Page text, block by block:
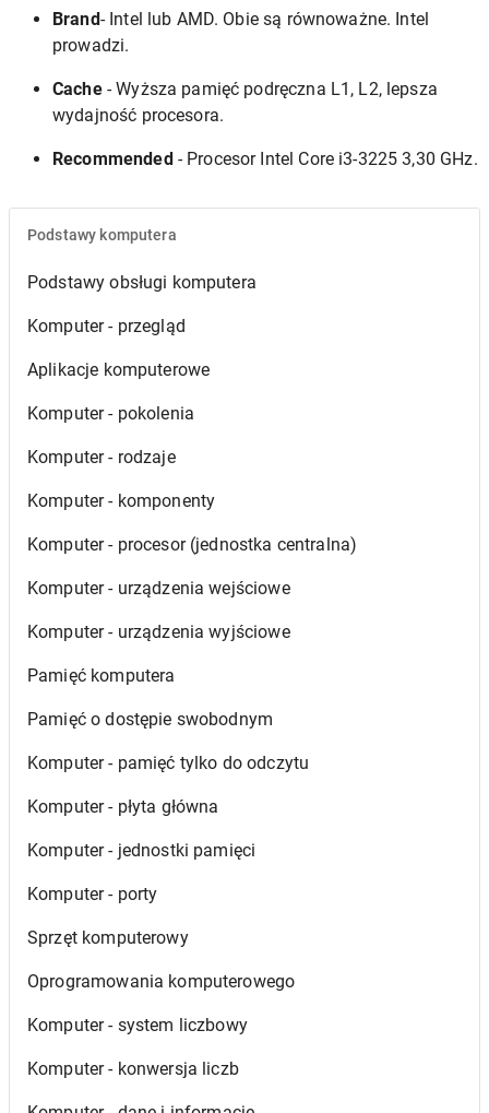
Brand- Intel lub AMD. Obie są równoważne. Intel
prowadzi.
Cache- Wyższa pamięć podręczna L1, L2, lepsza
wydajność procesora.
Recommended - Procesor Intel Core i3-3225 3,30 GHz.
Podstawy komputera
Podstawy obsługi komputera
Komputer - przegląd
Aplikacje komputerowe
Komputer - pokolenia
Komputer - rodzaje
Komputer - komponenty
Komputer - procesor (jednostka centralna)
Komputer - urządzenia wejściowe
Komputer - urządzenia wyjściowe
Pamięć komputera
Pamięć o dostępie swobodnym
Komputer - pamięć tylko do odczytu
Komputer - płyta główna
Komputer - jednostki pamięci
Komputer - porty
Sprzęt komputerowy
Oprogramowania komputerowego
Komputer - system liczbowy
Komputer - konwersja liczb